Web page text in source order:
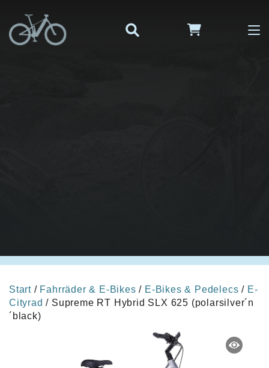
Start / Fahrräder & E-Bikes / E-Bikes & Pedelecs / E-
Cityrad / Supreme RT Hybrid SLX 625 (polarsilver´n
´black)